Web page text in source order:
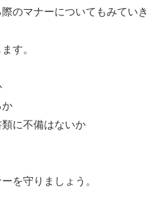
のマナーについてもみていき
す。
か
に不備はないか
を守りましょう。